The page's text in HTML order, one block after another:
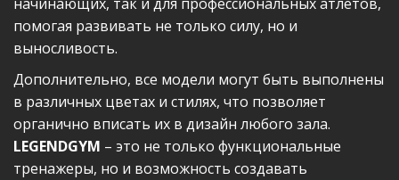
начинающих, так и для профессиональных атлетов,
помогая развивать не только силу, но и
выносливость.
Дополнительно, все модели могут быть выполнены
в различных цветах и стилях, что позволяет
органично вписать их в дизайн любого зала.
LEGENDGYM – это не только функциональные
тренажеры, но и возможность создавать